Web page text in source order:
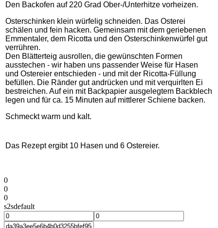
Den Backofen auf 220 Grad Ober-/Unterhitze vorheizen.
Osterschinken klein würfelig schneiden. Das Osterei
schälen und fein hacken. Gemeinsam mit dem geriebenen
Emmentaler, dem Ricotta und den Osterschinkenwürfel gut
verrühren.
Den Blätterteig ausrollen, die gewünschten Formen
ausstechen - wir haben uns passender Weise für Hasen
und Ostereier entschieden - und mit der Ricotta-Füllung
befüllen. Die Ränder gut andrücken und mit verquirlten Ei
bestreichen. Auf ein mit Backpapier ausgelegtem Backblech
legen und für ca. 15 Minuten auf mittlerer Schiene backen.
Schmeckt warm und kalt.
Das Rezept ergibt 10 Hasen und 6 Ostereier.
0
0
0
s2sdefault